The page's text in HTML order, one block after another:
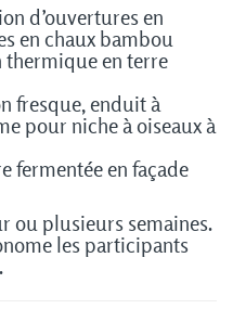
d’ouvertures en
en chaux bambou
thermique en terre
fresque, enduit à
pour niche à oiseaux à
fermentée en façade
ou plusieurs semaines.
les participants